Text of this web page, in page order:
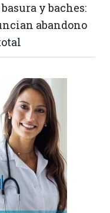
y baches:
abandono